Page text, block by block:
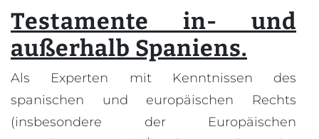
Testamente in- und
außerhalb Spaniens.
Als Experten mit Kenntnissen des
spanischen und europäischen Rechts
(insbesondere der Europäischen